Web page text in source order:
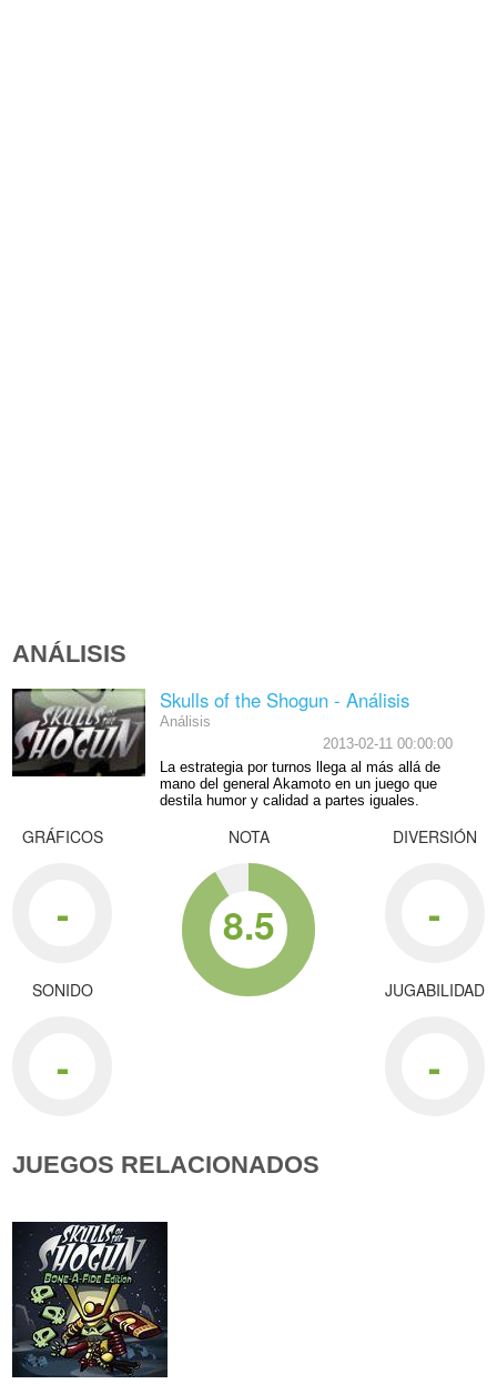
ANÁLISIS
Skulls of the Shogun - Análisis
Análisis
2013-02-11 00:00:00
La estrategia por turnos llega al más allá de
mano del general Akamoto en un juego que
destila humor y calidad a partes iguales.
GRÁFICOS
-
SONIDO
-
NOTA
8.5
DIVERSIÓN
-
JUGABILIDAD
-
JUEGOS RELACIONADOS